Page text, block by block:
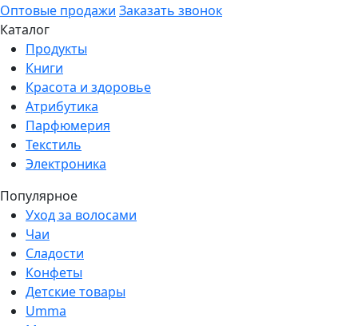
Оптовые продажи Заказать звонок
Каталог
Продукты
Книги
Красота и здоровье
Атрибутика
Парфюмерия
Текстиль
Электроника
Популярное
Уход за волосами
Чаи
Сладости
Конфеты
Детские товары
Umma